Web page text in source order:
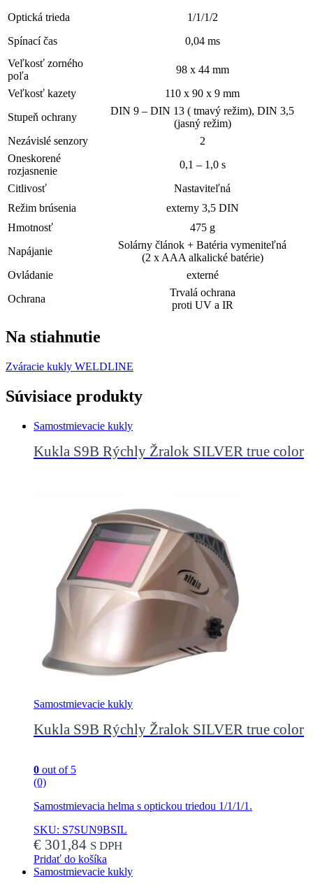
Optická trieda
1/1/1/2
Spínací čas
0,04 ms
Veľkosť zorného
poľa
98 x 44 mm
Veľkosť kazety
110 x 90 x 9 mm
Stupeň ochrany
DIN 9 – DIN 13 ( tmavý režim), DIN 3,5
(jasný režim)
Nezávislé senzory
2
Oneskorené
rozjasnenie
0,1 – 1,0 s
Citlivosť
Nastaviteľná
Režim brúsenia
externy 3,5 DIN
Hmotnosť
475 g
Napájanie
Solárny článok + Batéria vymeniteľná
(2 x AAA alkalické batérie)
Ovládanie
externé
Ochrana
Trvalá ochrana
proti UV a IR
Na stiahnutie
Zváracie kukly WELDLINE
Súvisiace produkty
Samostmievacie kukly
Kukla S9B Rýchly Žralok SILVER true color
Samostmievacie kukly
Kukla S9B Rýchly Žralok SILVER true color
0 out of 5
(0)
Samostmievacia helma s optickou triedou 1/1/1/1.
SKU: S7SUN9BSIL
€ 301,84 S DPH
Pridať do košíka
Samostmievacie kukly